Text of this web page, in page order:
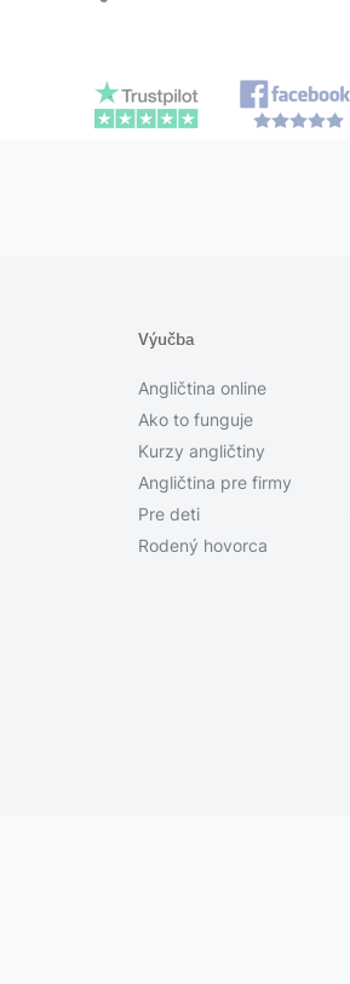
Výučba
Angličtina online
Ako to funguje
Kurzy angličtiny
Angličtina pre firmy
Pre deti
Rodený hovorca